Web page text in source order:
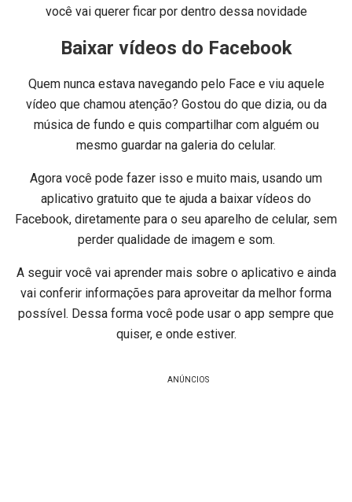
você vai querer ficar por dentro dessa novidade
Baixar vídeos do Facebook
Quem nunca estava navegando pelo Face e viu aquele
vídeo que chamou atenção? Gostou do que dizia, ou da
música de fundo e quis compartilhar com alguém ou
mesmo guardar na galeria do celular.
Agora você pode fazer isso e muito mais, usando um
aplicativo gratuito que te ajuda a baixar vídeos do
Facebook, diretamente para o seu aparelho de celular, sem
perder qualidade de imagem e som.
A seguir você vai aprender mais sobre o aplicativo e ainda
vai conferir informações para aproveitar da melhor forma
possível. Dessa forma você pode usar o app sempre que
quiser, e onde estiver.
ANÚNCIOS